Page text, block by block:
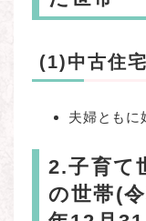
(1)中古住宅
夫婦ともに
2.子育て
の世帯(